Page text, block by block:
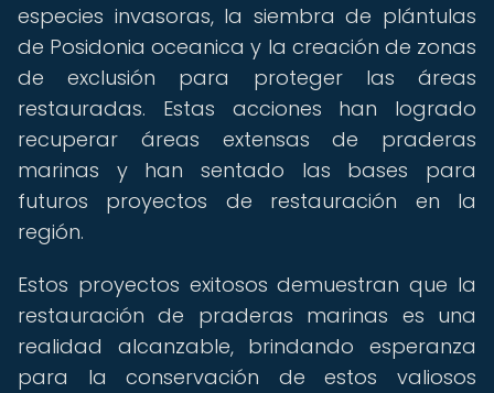
especies invasoras, la siembra de plántulas
de Posidonia oceanica y la creación de zonas
de exclusión para proteger las áreas
restauradas. Estas acciones han logrado
recuperar áreas extensas de praderas
marinas y han sentado las bases para
futuros proyectos de restauración en la
región.
Estos proyectos exitosos demuestran que la
restauración de praderas marinas es una
realidad alcanzable, brindando esperanza
para la conservación de estos valiosos